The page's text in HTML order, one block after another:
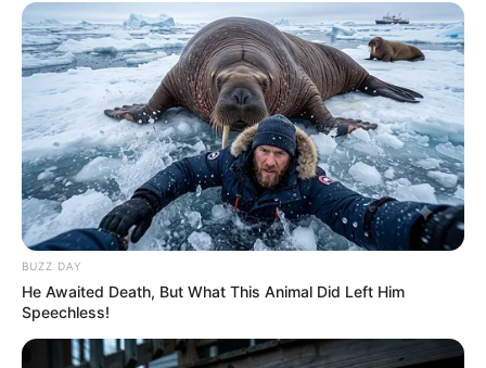
BUZZ DAY
He Awaited Death, But What This Animal Did Left Him
Speechless!